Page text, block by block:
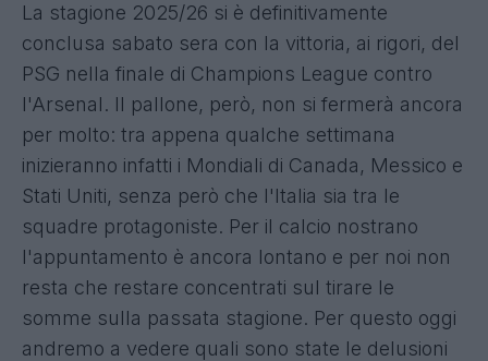
La stagione 2025/26 si è definitivamente
conclusa sabato sera con la vittoria, ai rigori, del
PSG nella finale di Champions League contro
l'Arsenal. Il pallone, però, non si fermerà ancora
per molto: tra appena qualche settimana
inizieranno infatti i Mondiali di Canada, Messico e
Stati Uniti, senza però che l'Italia sia tra le
squadre protagoniste. Per il calcio nostrano
l'appuntamento è ancora lontano e per noi non
resta che restare concentrati sul tirare le
somme sulla passata stagione. Per questo oggi
andremo a vedere quali sono state le delusioni